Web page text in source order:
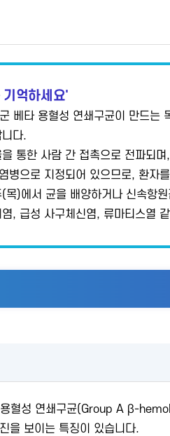
억하세요'
베타 용혈성 연쇄구균이 만드는
다.
통한 사람 간 접촉으로 전파되
병으로 지정되어 있으므로, 환자
목)에서 균을 배양하거나 신속항
, 급성 사구체신염, 류마티스열
혈성 연쇄구균(Group A β-
을 보이는 특징이 있습니다.